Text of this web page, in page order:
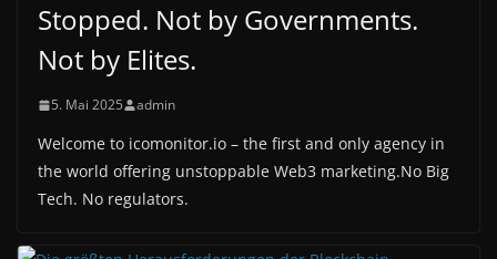
Stopped. Not by Governments.
Not by Elites.
5. Mai 2025 admin
Welcome to icomonitor.io – the first and only agency in
the world offering unstoppable Web3 marketing.No Big
Tech. No regulators.